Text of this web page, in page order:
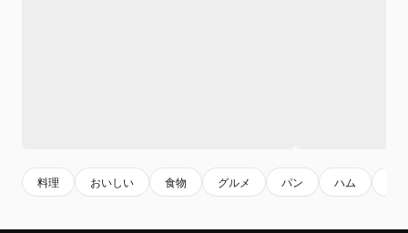
料理 おいしい 食物 グルメ パン ハム